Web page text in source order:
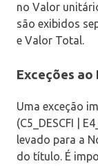
no Valor
são exibidos
e Valor Total.
Exceções ao
Uma exceção
(C5_DESCFI |
levado para a
do título. É